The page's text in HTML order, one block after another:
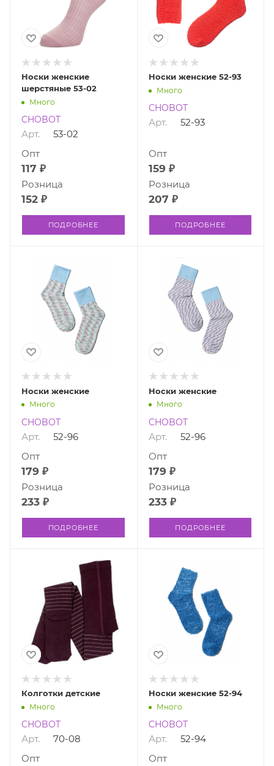
Носки женские
шерстяные 53-02
Много
CHOBOT
Арт. 53-02
117 ₽
Опт
152 ₽
Розница
ПОДРОБНЕЕ
Носки женские 52-93
Много
CHOBOT
Арт. 52-93
159 ₽
Опт
207 ₽
Розница
ПОДРОБНЕЕ
Носки женские
Много
CHOBOT
Арт. 52-96
179 ₽
Опт
233 ₽
Розница
ПОДРОБНЕЕ
Носки женские
Много
CHOBOT
Арт. 52-96
179 ₽
Опт
233 ₽
Розница
ПОДРОБНЕЕ
Колготки детские
Много
CHOBOT
Арт. 70-08
Опт
Носки женские 52-94
Много
CHOBOT
Арт. 52-94
Опт